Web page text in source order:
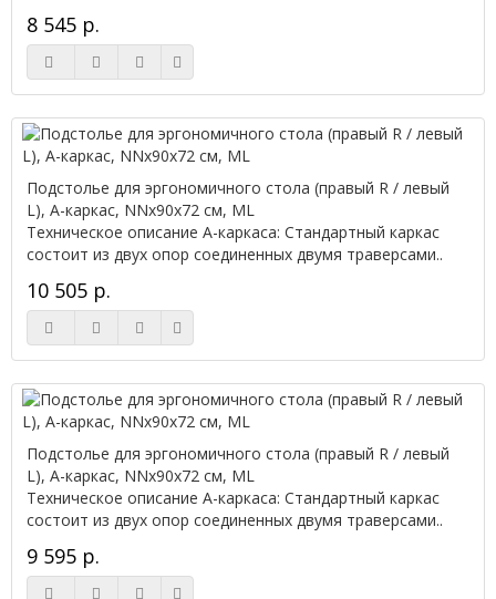
8 545 р.
Подстолье для эргономичного стола (правый R / левый
L), А-каркас, NNx90х72 см, ML
Техническое описание А-каркаса: Стандартный каркас
состоит из двух опор соединенных двумя траверсами..
10 505 р.
Подстолье для эргономичного стола (правый R / левый
L), А-каркас, NNx90х72 см, ML
Техническое описание А-каркаса: Стандартный каркас
состоит из двух опор соединенных двумя траверсами..
9 595 р.